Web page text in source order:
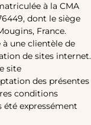
à la CMA
dont le siège
France.
une clientèle de
de sites internet.
site
des présentes
conditions
été expressément